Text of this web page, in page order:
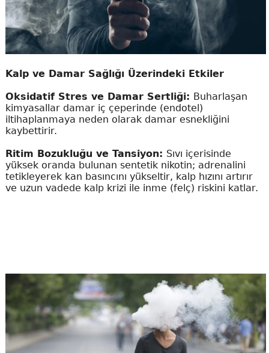
Kalp ve Damar Sağlığı Üzerindeki Etkiler
Oksidatif Stres ve Damar Sertliği: Buharlaşan
kimyasallar damar iç çeperinde (endotel)
iltihaplanmaya neden olarak damar esnekliğini
kaybettirir.
Ritim Bozukluğu ve Tansiyon: Sıvı içerisinde
yüksek oranda bulunan sentetik nikotin; adrenalini
tetikleyerek kan basıncını yükseltir, kalp hızını artırır
ve uzun vadede kalp krizi ile inme (felç) riskini katlar.